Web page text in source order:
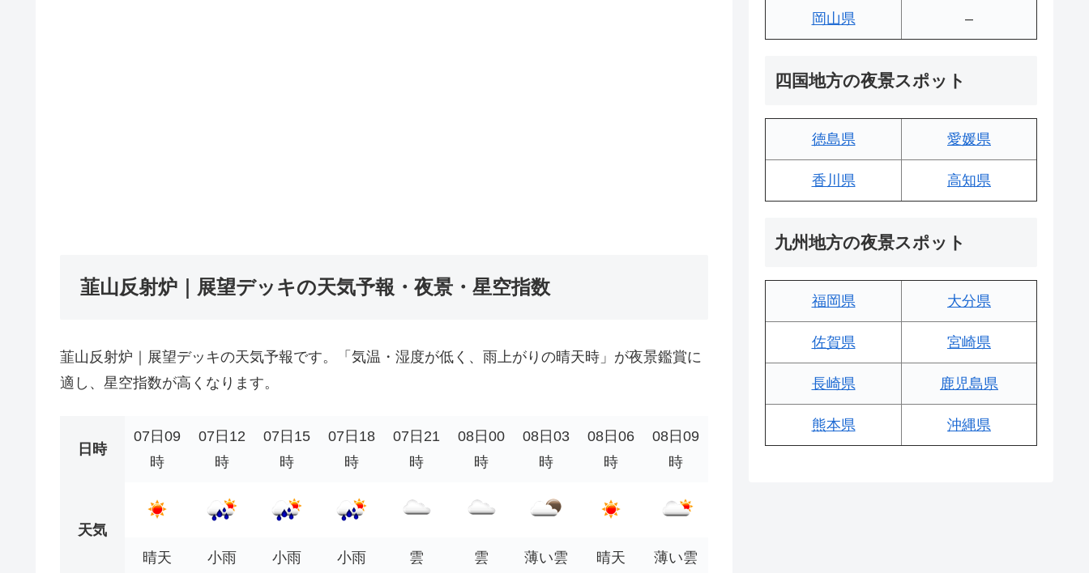
韮山反射炉｜展望デッキの天気予報・夜景・星空指数
韮山反射炉｜展望デッキの天気予報です。「気温・湿度が低く、雨上がりの晴天時」が夜景鑑賞に
適し、星空指数が高くなります。
日時
07日09
時
07日12
時
07日15
時
07日18
時
07日21
時
08日00
時
08日03
時
08日06
時
08日09
時
天気
晴天
小雨 小雨 小雨 雲 雲 薄い雲 晴天 薄い雲
岡山県 –
四国地方の夜景スポット
徳島県 愛媛県
香川県 高知県
九州地方の夜景スポット
福岡県 大分県
佐賀県 宮崎県
長崎県 鹿児島県
熊本県 沖縄県